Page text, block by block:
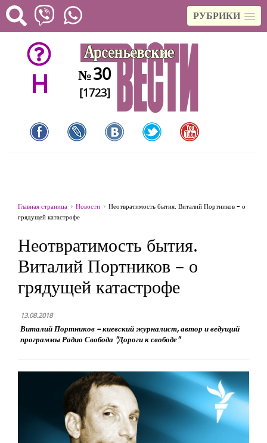
РУБРИКИ
H №30
[1723]
Главная страница Новости
Неотвратимость бытия. Виталий Портников – о
грядущей катастрофе
Неотвратимость бытия.
Виталий Портников – о
грядущей катастрофе
13.08.2018
Виталий Портников – киевский журналист, автор и ведущий
программы Радио Свобода "Дороги к свободе"